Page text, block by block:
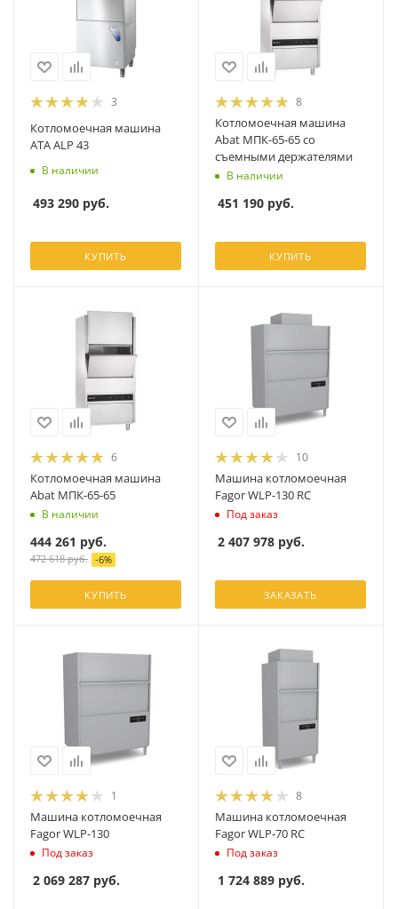
3
Котломоечная машина
ATA ALP 43
В наличии
493 290 руб.
КУПИТЬ
8
Котломоечная машина
Abat МПК-65-65 со
съемными держателями
В наличии
451 190 руб.
КУПИТЬ
6
Котломоечная машина
Abat МПК-65-65
В наличии
444 261 руб.
472 618руб. -6%
КУПИТЬ
10
Машина котломоечная
Fagor WLP-130 RC
Под заказ
2 407 978 руб.
ЗАКАЗАТЬ
1
Машина котломоечная
Fagor WLP-130
Под заказ
2 069 287 руб.
8
Машина котломоечная
Fagor WLP-70 RC
Под заказ
1 724 889 руб.